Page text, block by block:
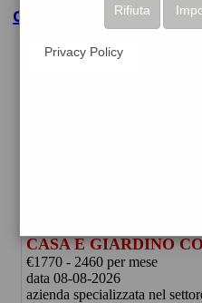
clicca per maggiori
ADDETTO/A
CASA E GIARDINO
€1770 - 2460 per mese
data 08-08-2026
azienda specializzata nel
Rifiuta
Privacy Policy